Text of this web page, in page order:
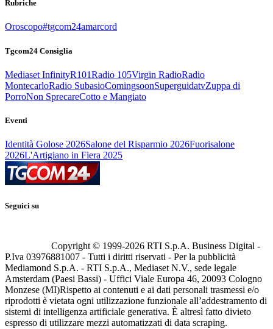
Rubriche
Oroscopo#tgcom24amarcord
Tgcom24 Consiglia
Mediaset InfinityR101Radio 105Virgin RadioRadio
MontecarloRadio SubasioComingsoonSuperguidatvZuppa di
PorroNon SprecareCotto e Mangiato
Eventi
Identità Golose 2026Salone del Risparmio 2026Fuorisalone
2026L'Artigiano in Fiera 2025
Seguici su
Copyright © 1999-2026 RTI S.p.A. Business Digital -
P.Iva 03976881007 - Tutti i diritti riservati - Per la pubblicità
Mediamond S.p.A. - RTI S.p.A., Mediaset N.V., sede legale
Amsterdam (Paesi Bassi) - Uffici Viale Europa 46, 20093 Cologno
Monzese (MI)Rispetto ai contenuti e ai dati personali trasmessi e/o
riprodotti è vietata ogni utilizzazione funzionale all’addestramento di
sistemi di intelligenza artificiale generativa. È altresì fatto divieto
espresso di utilizzare mezzi automatizzati di data scraping.